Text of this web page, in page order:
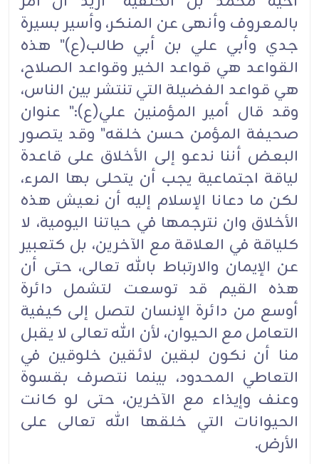
بالمعروف وأنهى عن المنكر، وأسير بسيرة
جدي وأبي علي بن أبي طالب(ع)" هذه
القواعد هي قواعد الخير وقواعد الصلاح،
هي قواعد الفضيلة التي تنتشر بين الناس،
وقد قال أمير المؤمنين علي(ع):" عنوان
صحيفة المؤمن حسن خلقه" وقد يتصور
البعض أننا ندعو إلى الأخلاق على قاعدة
لياقة اجتماعية يجب أن يتحلى بها المرء،
لكن ما دعانا الإسلام إليه أن نعيش هذه
الأخلاق وان نترجمها في حياتنا اليومية، لا
كلياقة في العلاقة مع الآخرين، بل كتعبير
عن الإيمان والارتباط بالله تعالى، حتى أن
هذه القيم قد توسعت لتشمل دائرة
أوسع من دائرة الإنسان لتصل إلى كيفية
التعامل مع الحيوان، لأن الله تعالى لا يقبل
منا أن نكون لبقين لائقين خلوقين في
التعاطي المحدود، بينما نتصرف بقسوة
وعنف وإيذاء مع الآخرين، حتى لو كانت
الحيوانات التي خلقها الله تعالى على
الأرض.‏